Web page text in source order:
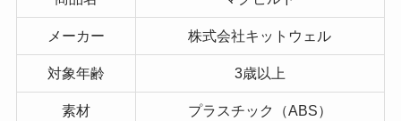
メーカー 株式会社キットウェル
対象年齢 3歳以上
素材 プラスチック（ABS）